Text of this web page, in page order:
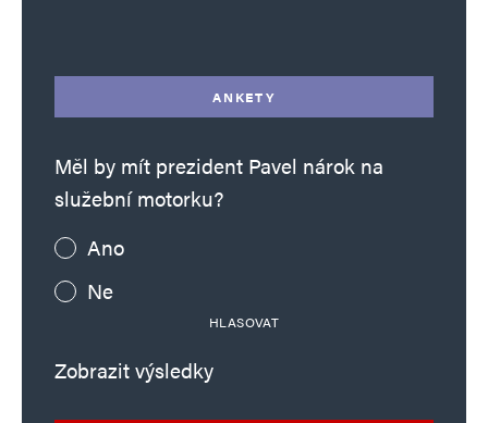
ANKETY
Měl by mít prezident Pavel nárok na
služební motorku?
Ano
Ne
HLASOVAT
Zobrazit výsledky